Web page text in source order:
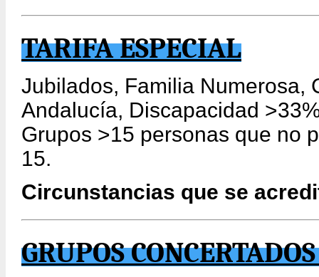
TARIFA ESPECIAL
Jubilados, Familia Numerosa,
Andalucía, Discapacidad
Grupos >15 personas que no
15.
Circunstancias que se
GRUPOS